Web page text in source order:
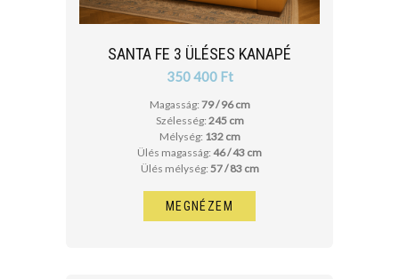
SANTA FE 3 ÜLÉSES KANAPÉ
350 400 Ft
Magasság: 79 / 96 cm
Szélesség: 245 cm
Mélység: 132 cm
Ülés magasság: 46 / 43 cm
Ülés mélység: 57 / 83 cm
MEGNÉZEM